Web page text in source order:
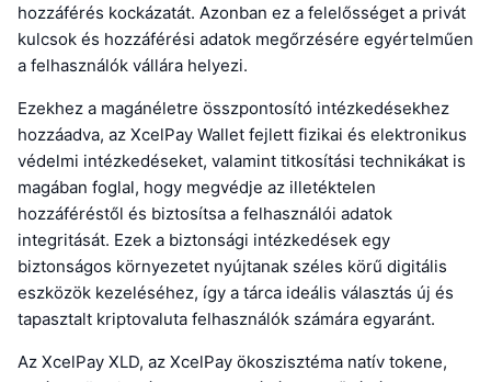
hozzáférés kockázatát. Azonban ez a felelősséget a privát
kulcsok és hozzáférési adatok megőrzésére egyértelműen
a felhasználók vállára helyezi.
Ezekhez a magánéletre összpontosító intézkedésekhez
hozzáadva, az XcelPay Wallet fejlett fizikai és elektronikus
védelmi intézkedéseket, valamint titkosítási technikákat is
magában foglal, hogy megvédje az illetéktelen
hozzáféréstől és biztosítsa a felhasználói adatok
integritását. Ezek a biztonsági intézkedések egy
biztonságos környezetet nyújtanak széles körű digitális
eszközök kezeléséhez, így a tárca ideális választás új és
tapasztalt kriptovaluta felhasználók számára egyaránt.
Az XcelPay XLD, az XcelPay ökoszisztéma natív tokene,